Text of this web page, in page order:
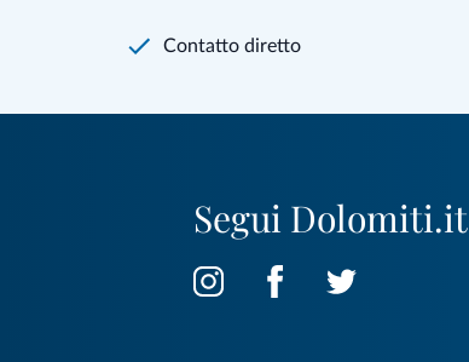
Contatto diretto
Segui Dolomiti.it